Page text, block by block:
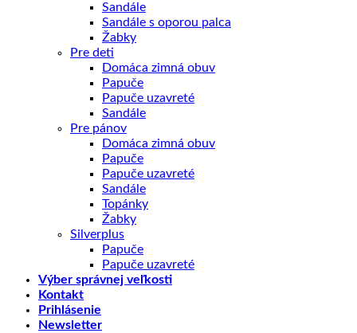
Sandále
Sandále s oporou palca
Žabky
Pre deti
Domáca zimná obuv
Papuče
Papuče uzavreté
Sandále
Pre pánov
Domáca zimná obuv
Papuče
Papuče uzavreté
Sandále
Topánky
Žabky
Silverplus
Papuče
Papuče uzavreté
Výber správnej veľkosti
Kontakt
Prihlásenie
Newsletter